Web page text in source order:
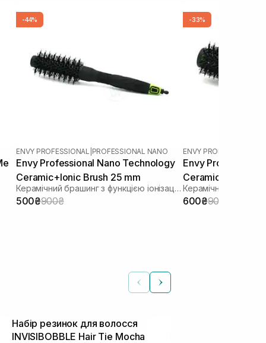
-44%
ENVY PROFESSIONAL PROFESSIONAL NANO
Envy Professional Nano Technology
Ceramic+Ionic Brush 25 mm
Керамічний брашинг з функцією іонізації 25 мм
500₴900₴
-33%
ENVY PROFESSIONAL
Envy Professional
Ceramic+Ionic
600₴900₴
Набір резинок для волосся
INVISIBOBBLE Hair Tie Mocha